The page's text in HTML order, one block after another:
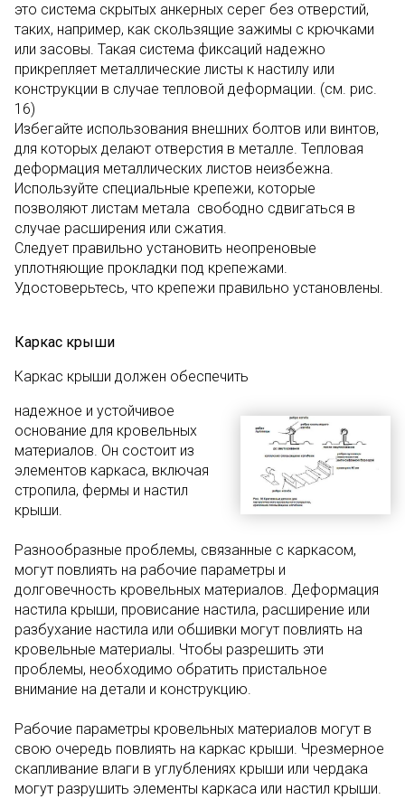
это система скрытых анкерных серег без отверстий,
таких, например, как скользящие зажимы с крючками
или засовы. Такая система фиксаций надежно
прикрепляет металлические листы к настилу или
конструкции в случае тепловой деформации. (см. рис.
16)
Избегайте использования внешних болтов или винтов,
для которых делают отверстия в металле. Тепловая
деформация металлических листов неизбежна.
Используйте специальные крепежи, которые
позволяют листам метала свободно сдвигаться в
случае расширения или сжатия.
Следует правильно установить неопреновые
уплотняющие прокладки под крепежами.
Удостоверьтесь, что крепежи правильно установлены.
Каркас крыши
Каркас крыши должен обеспечить
надежное и устойчивое
основание для кровельных
материалов. Он состоит из
элементов каркаса, включая
стропила, фермы и настил
крыши.
Разнообразные проблемы, связанные с каркасом,
могут повлиять на рабочие параметры и
долговечность кровельных материалов. Деформация
настила крыши, провисание настила, расширение или
разбухание настила или обшивки могут повлиять на
кровельные материалы. Чтобы разрешить эти
проблемы, необходимо обратить пристальное
внимание на детали и конструкцию.
Рабочие параметры кровельных материалов могут в
свою очередь повлиять на каркас крыши. Чрезмерное
скапливание влаги в углублениях крыши или чердака
могут разрушить элементы каркаса или настил крыши.